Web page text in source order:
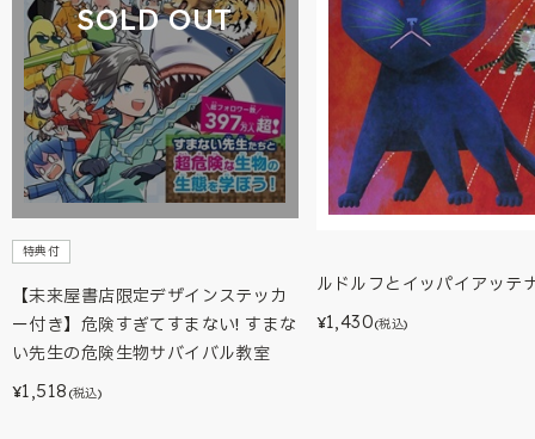
SOLD OUT
特典付
【未来屋書店限定デザインステッカ
ー付き】危険すぎてすまない! すまな
い先生の危険生物サバイバル教室
¥1,518 (税込)
ルドルフとイッパイアッテ
¥1,430(税込)